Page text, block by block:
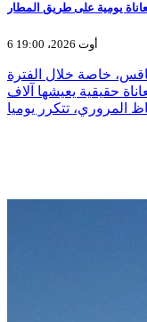
6 أوت 2026، 19:00
خاصة خلال الفترة
حقيقية يعيشها آلاف